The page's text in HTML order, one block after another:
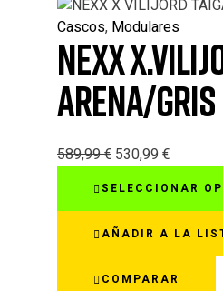
Cascos, Modulares
NEXX
ARENA/GRIS
589,99€ 530,99 €
SELECCIONAR
AÑADIR A LA
COMPARAR